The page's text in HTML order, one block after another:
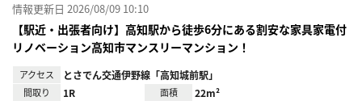
情報更新日 2026/08/09 10:10
【駅近・出張者向け】高知駅から徒歩6分にある割安な家具家電付
リノベーション高知市マンスリーマンション！
アクセス とさでん交通伊野線「高知城前駅」
間取り 1R 面積 22m²